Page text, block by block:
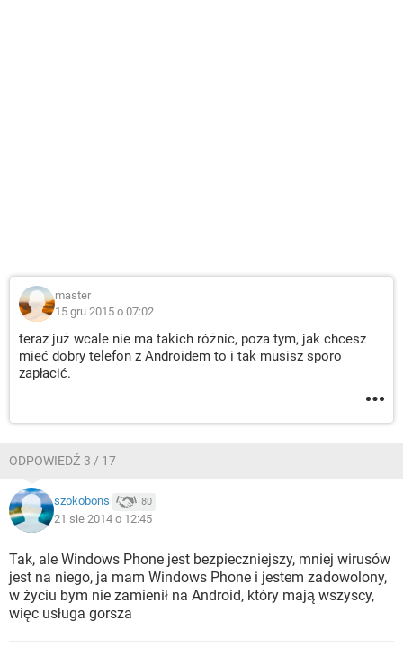
master
15 gru 2015 o 07:02
teraz już wcale nie ma takich różnic, poza tym, jak chcesz
mieć dobry telefon z Androidem to i tak musisz sporo
zapłacić.
ODPOWIEDŹ 3 / 17
szokobons 80
21 sie 2014 o 12:45
Tak, ale Windows Phone jest bezpieczniejszy, mniej wirusów
jest na niego, ja mam Windows Phone i jestem zadowolony,
w życiu bym nie zamienił na Android, który mają wszyscy,
więc usługa gorsza